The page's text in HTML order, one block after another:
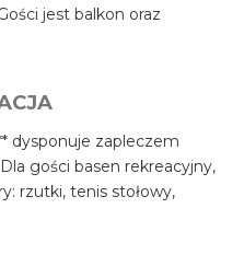
jest balkon oraz
dysponuje zapleczem
gości basen rekreacyjny,
rzutki, tenis stołowy,